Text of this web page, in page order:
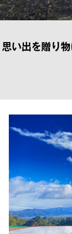
思い出を贈り